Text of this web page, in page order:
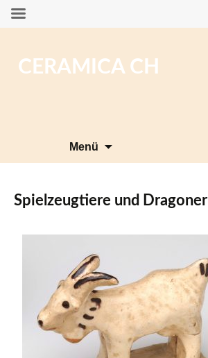
CERAMICA CH
Menü
Spielzeugtiere und Dragoner